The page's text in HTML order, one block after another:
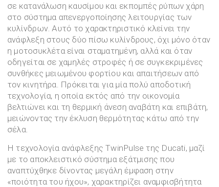
σε κατανάλωση καυσίμου και εκπομπές ρύπων χάρη
στο σύστημα απενεργοποίησης λειτουργίας των
κυλίνδρων. Αυτό το χαρακτηριστικό κλείνει την
ανάφλεξη στους δύο πίσω κυλίνδρους, όχι μόνο όταν
η μοτοσυκλέτα είναι σταματημένη, αλλά και όταν
οδηγείται σε χαμηλές στροφές ή σε συγκεκριμένες
συνθήκες μειωμένου φορτίου και απαιτήσεων από
τον κινητήρα. Πρόκειται για μία πολύ αποδοτική
τεχνολογία, η οποία εκτός από την οικονομία
βελτιώνει και τη θερμική άνεση αναβάτη και επιβάτη,
μειώνοντας την έκλυση θερμότητας κάτω από την
σέλα.
Η τεχνολογία ανάφλεξης TwinPulse της Ducati, μαζί
με το αποκλειστικό σύστημα εξάτμισης που
αναπτύχθηκε δίνοντας μεγάλη έμφαση στην
«ποιότητα του ήχου», χαρακτηρίζει αναμφισβήτητα